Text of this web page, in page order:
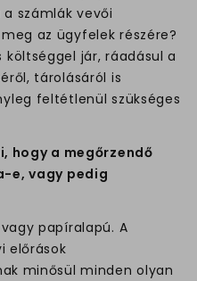
számlák vevői
az ügyfelek részére?
jár, ráadásul a
tárolásáról is
feltétlenül szükséges
hogy a megőrzendő
e, vagy pedig
papíralapú. A
előrások
minősül minden olyan